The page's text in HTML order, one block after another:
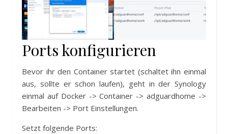
Ports konfigurieren
Bevor ihr den Container startet (schaltet ihn einmal
aus, sollte er schon laufen), geht in der Synology
einmal auf Docker -> Container -> adguardhome ->
Bearbeiten -> Port Einstellungen.
Setzt folgende Ports: